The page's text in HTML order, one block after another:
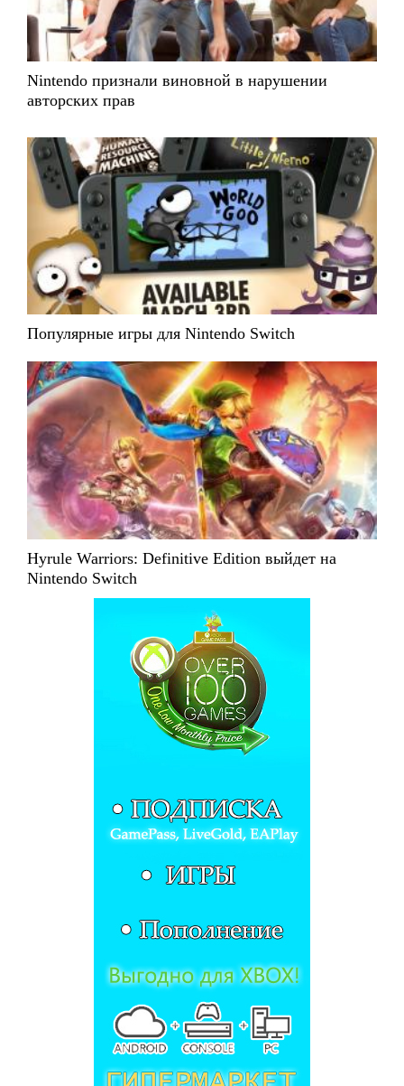
Nintendo признали виновной в нарушении
авторских прав
Популярные игры для Nintendo Switch
Hyrule Warriors: Definitive Edition выйдет на
Nintendo Switch